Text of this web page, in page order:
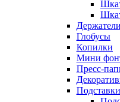
Глобусы
Копилки
Мини
Пресс-